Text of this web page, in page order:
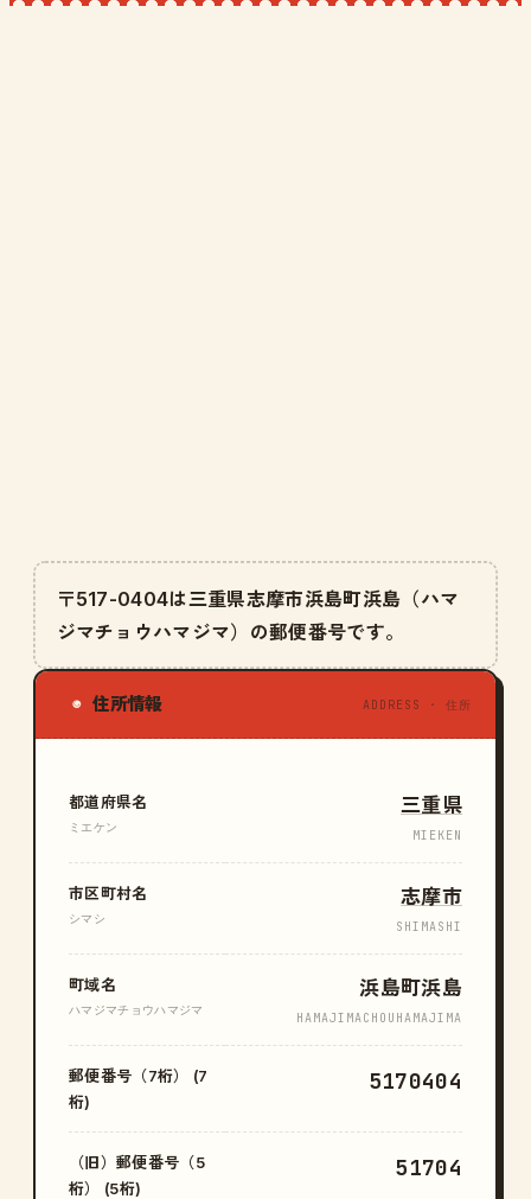
〒517-0404は三重県志摩市浜島町浜島（ハマ
ジマチョウハマジマ）の郵便番号です。
◉ 住所情報 ADDRESS · 住所
都道府県名
ミエケン
三重県
MIEKEN
市区町村名
シマシ
志摩市
SHIMASHI
町域名
ハマジマチョウハマジマ
浜島町浜島
HAMAJIMACHOUHAMAJIMA
郵便番号（7桁） (7
桁)
5170404
（旧）郵便番号（5
桁） (5桁)
51704